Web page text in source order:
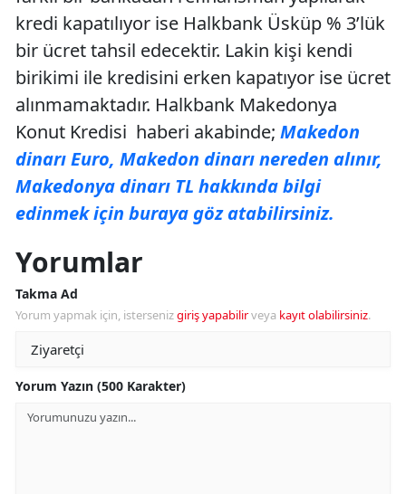
kredi kapatılıyor ise Halkbank Üsküp % 3’lük
bir ücret tahsil edecektir. Lakin kişi kendi
birikimi ile kredisini erken kapatıyor ise ücret
alınmamaktadır. Halkbank Makedonya
Konut Kredisi haberi akabinde; Makedon
dinarı Euro, Makedon dinarı nereden alınır,
Makedonya dinarı TL hakkında bilgi
edinmek için buraya göz atabilirsiniz.
Yorumlar
Takma Ad
Yorum yapmak için, istersenizgiriş yapabilirveya kayıt olabilirsiniz.
Yorum Yazın (500 Karakter)